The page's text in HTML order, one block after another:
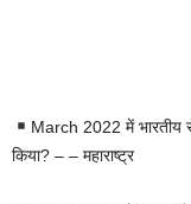
March 2022 में भारतीय
किया? – – महाराष्ट्र